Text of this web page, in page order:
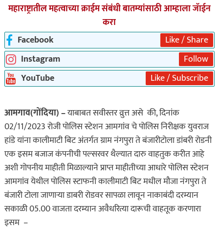
महाराष्ट्रातील महत्वाच्या क्राईम संबंधी बातम्यांसाठी आम्हाला जॅाईन
करा
Facebook
Like / Share
Instagram
Follow
YouTube
Like / Subscribe
आमगाव(गोंदिया) –याबाबत सवीस्तर व्रुत्त असे की, दिनांक
02/11/2023 रोजी पोलिस स्टेशन आमगांव चे पोलिस निरीक्षक युवराज
हांडे यांना कालीमाटी बिट अंतर्गत ग्राम नंगपुरा ते बंजारीटोला डांबरी रोडनी
एक इसम बजाज कंपनीची पल्सरवर थैल्यात दारु वाहतुक करीत आहे
अशी गोपनीय माहीती मिळाल्याने प्राप्त माहीतीच्या आधारे पोलिस स्टेशन
आमगांव येथील पोलिस स्टाफनी कालीमाटी बिट मधील मौजा नंगपुरा ते
बंजारी टोला जाणाऱ्या डाबरी रोडवर सापळा लावून नाकाबंदी दरम्यान
सकाळी 05.00 वाजता दरम्यान अवैधरित्या दारूची वाहतूक करणारा
इसम –